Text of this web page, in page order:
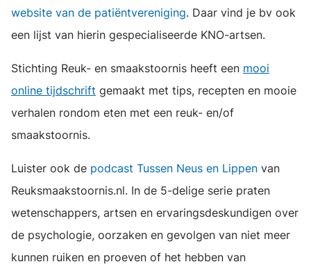
website van de patiëntvereniging. Daar vind je bv ook
een lijst van hierin gespecialiseerde KNO-artsen.
Stichting Reuk- en smaakstoornis heeft een mooi
online tijdschrift gemaakt met tips, recepten en mooie
verhalen rondom eten met een reuk- en/of
smaakstoornis.
Luister ook de podcast Tussen Neus en Lippen van
Reuksmaakstoornis.nl. In de 5-delige serie praten
wetenschappers, artsen en ervaringsdeskundigen over
de psychologie, oorzaken en gevolgen van niet meer
kunnen ruiken en proeven of het hebben van